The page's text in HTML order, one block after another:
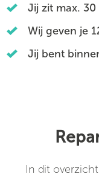
Jij zit max.
Wij geven je
Jij bent
In dit